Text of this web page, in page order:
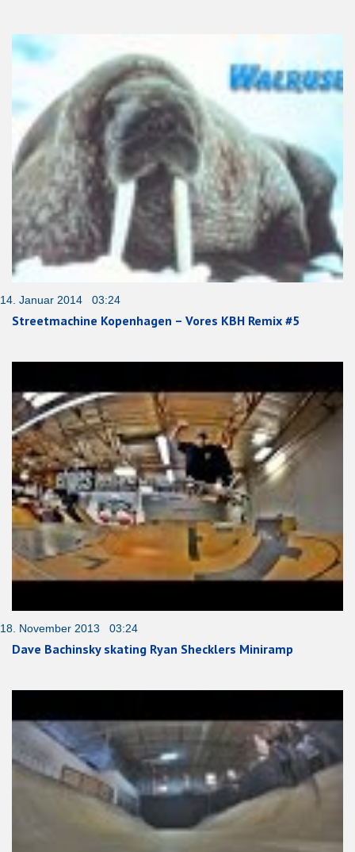
14. Januar 2014 03:24
Streetmachine Kopenhagen – Vores KBH Remix #5
18. November 2013 03:24
Dave Bachinsky skating Ryan Shecklers Miniramp